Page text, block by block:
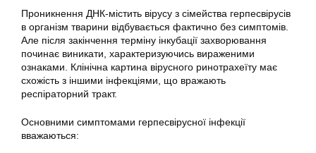
Проникнення ДНК-містить вірусу з сімейства герпесвірусів
в організм тварини відбувається фактично без симптомів.
Але після закінчення терміну інкубації захворювання
починає виникати, характеризуючись вираженими
ознаками. Клінічна картина вірусного ринотрахеїту має
схожість з іншими інфекціями, що вражають
респіраторний тракт.
Основними симптомами герпесвірусної інфекції
вважаються: